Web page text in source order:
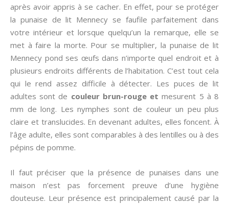
après avoir appris à se cacher. En effet, pour se protéger
la punaise de lit Mennecy se faufile parfaitement dans
votre intérieur et lorsque quelqu’un la remarque, elle se
met à faire la morte. Pour se multiplier, la punaise de lit
Mennecy pond ses œufs dans n’importe quel endroit et à
plusieurs endroits différents de l’habitation. C’est tout cela
qui le rend assez difficile à détecter. Les puces de lit
adultes sont de couleur brun-rouge etmesurent 5 à 8
mm de long. Les nymphes sont de couleur un peu plus
claire et translucides. En devenant adultes, elles foncent. À
l’âge adulte, elles sont comparables à des lentilles ou à des
pépins de pomme.
Il faut préciser que la présence de punaises dans une
maison n’est pas forcement preuve d’une hygiène
douteuse. Leur présence est principalement causé par la